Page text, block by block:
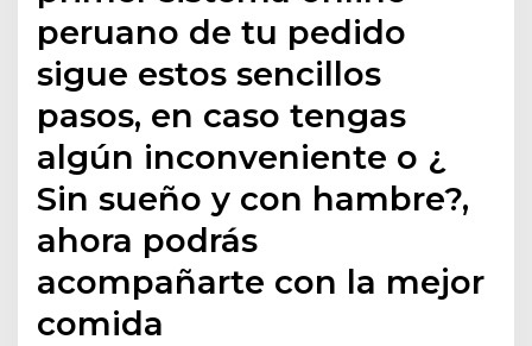
peruano de tu pedido
sigue estos sencillos
pasos, en caso tengas
algún inconveniente o ¿
Sin sueño y con hambre?,
ahora podrás
acompañarte con la mejor
comida